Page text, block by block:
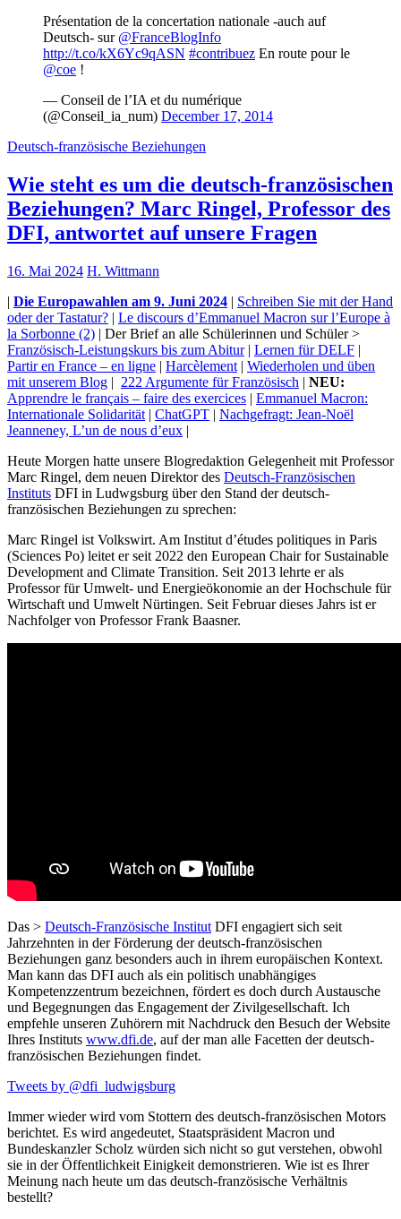
Présentation de la concertation nationale -auch auf
Deutsch- sur @FranceBlogInfo
http://t.co/kX6Yc9qASN #contribuez En route pour le
@coe !
— Conseil de l’IA et du numérique
(@Conseil_ia_num) December 17, 2014
Deutsch-französische Beziehungen
Wie steht es um die deutsch-französischen
Beziehungen? Marc Ringel, Professor des
DFI, antwortet auf unsere Fragen
16. Mai 2024 H. Wittmann
| Die Europawahlen am 9. Juni 2024 | Schreiben Sie mit der Hand
oder der Tastatur? | Le discours d’Emmanuel Macron sur l’Europe à
la Sorbonne (2) | Der Brief an alle Schülerinnen und Schüler >
Französisch-Leistungskurs bis zum Abitur| Lernen für DELF |
Partir en France – en ligne | Harcèlement | Wiederholen und üben
mit unserem Blog | 222 Argumente für Französisch | NEU:
Apprendre le français – faire des exercices | Emmanuel Macron:
Internationale Solidarität | ChatGPT | Nachgefragt: Jean-Noël
Jeanneney, L’un de nous d’eux |
Heute Morgen hatte unsere Blogredaktion Gelegenheit mit Professor
Marc Ringel, dem neuen Direktor des Deutsch-Französischen
Instituts DFI in Ludwgsburg über den Stand der deutsch-
französischen Beziehungen zu sprechen:
Marc Ringel ist Volkswirt. Am Institut d’études politiques in Paris
(Sciences Po) leitet er seit 2022 den European Chair for Sustainable
Development and Climate Transition. Seit 2013 lehrte er als
Professor für Umwelt- und Energieökonomie an der Hochschule für
Wirtschaft und Umwelt Nürtingen. Seit Februar dieses Jahrs ist er
Nachfolger von Professor Frank Baasner.
Das > Deutsch-Französische Institut DFI engagiert sich seit
Jahrzehnten in der Förderung der deutsch-französischen
Beziehungen ganz besonders auch in ihrem europäischen Kontext.
Man kann das DFI auch als ein politisch unabhängiges
Kompetenzzentrum bezeichnen, fördert es doch durch Austausche
und Begegnungen das Engagement der Zivilgesellschaft. Ich
empfehle unseren Zuhörern mit Nachdruck den Besuch der Website
Ihres Instituts www.dfi.de, auf der man alle Facetten der deutsch-
französischen Beziehungen findet.
Tweets by @dfi_ludwigsburg
Immer wieder wird vom Stottern des deutsch-französischen Motors
berichtet. Es wird angedeutet, Staatspräsident Macron und
Bundeskanzler Scholz würden sich nicht so gut verstehen, obwohl
sie in der Öffentlichkeit Einigkeit demonstrieren. Wie ist es Ihrer
Meinung nach heute um das deutsch-französische Verhältnis
bestellt?